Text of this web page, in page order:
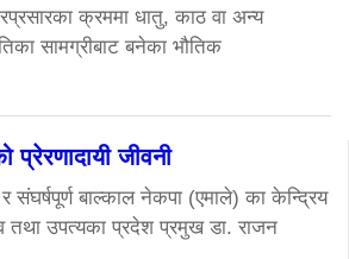
क्रममा धातु, काठ वा अन्य
सामग्रीबाट बनेका भौतिक
प्रेरणादायी जीवनी
संघर्षपूर्ण बाल्काल नेकपा (एमाले) का केन्द्रिय
तथा उपत्यका प्रदेश प्रमुख डा. राजन